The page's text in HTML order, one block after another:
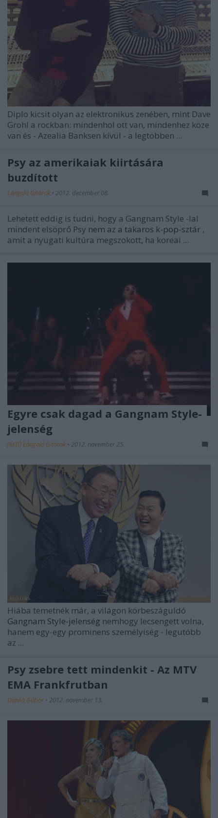
Diplo kicsit olyan az elektronikus zenében, mint Dave
Grohl a rockban: mindenhol ott van, mindenhez köze
van és - Azealia Banksen kívül - a legtöbben ...
Psy az amerikaiak kiirtására
buzdított
Lángoló Gitárok • 2012. december 08.
Lehetett eddig is tudni, hogy a Gangnam Style -lal
mindent elsöprő Psy nem az a takaros k-pop-sztár ,
amit a nyugati kultúra megszokott, ha koreai ...
Egyre csak dagad a Gangnam Style-
jelenség
[MTI] Lángoló Gitárok • 2012. november 25.
Hiába temetnék már, a világon körbeszáguldó
Gangnam Style-jelenség nemhogy lecsengett volna,
hanem egy-egy prominens személyiség - legutóbb
az ...
Psy zsebre tett mindenkit - Az MTV
EMA Frankfrutban
Dankó Gábor • 2012. november 13.